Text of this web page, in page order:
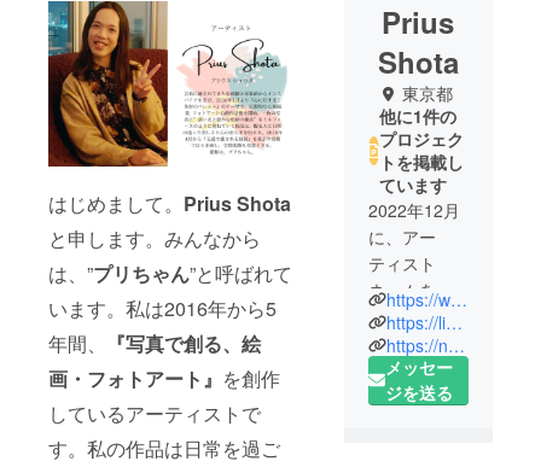
はじめまして。 Prius Shota
と申します。みんなから
は、”プリちゃん”と呼ばれて
います。私は2016年から5
年間、
『写真で創る、絵
画・フォトアート』 を創作
しているアーティストで
す。私の作品は日常を過ご
Prius
Shota
東京都
他に1件の
プロジェク
トを掲載し
ています
2022年12月
に、アー
ティスト
ネームを
Priscilla Lei
に改名・
2023年も活
動中。『#心
https://www.instagram.com/priscilla_lei_
https://line.me/R/ti/p/%40tlg0780j
https://note.com/priscilla_lei_/
メッセー
ジを送る